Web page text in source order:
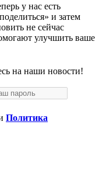
у нас есть
и затем
не сейчас
улучшить ваше
на наши новости!
Политика